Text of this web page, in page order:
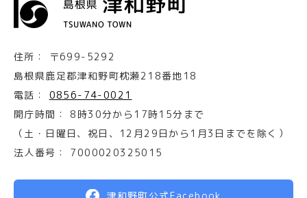
住所：
〒699-5292
島根県鹿足郡津和野町枕瀬218番地18
電話：
0856-74-0021
開庁時間：
8時30分から17時15分まで
（土・日曜日、祝日、12月29日から1月3日までを除く）
法人番号：
7000020325015